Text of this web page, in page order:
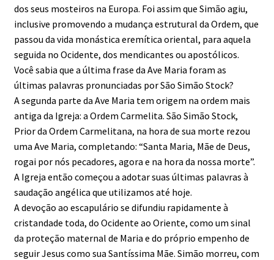
dos seus mosteiros na Europa. Foi assim que Simão agiu,
inclusive promovendo a mudança estrutural da Ordem, que
passou da vida monástica eremítica oriental, para aquela
seguida no Ocidente, dos mendicantes ou apostólicos.
Você sabia que a última frase da Ave Maria foram as
últimas palavras pronunciadas por São Simão Stock?
A segunda parte da Ave Maria tem origem na ordem mais
antiga da Igreja: a Ordem Carmelita. São Simão Stock,
Prior da Ordem Carmelitana, na hora de sua morte rezou
uma Ave Maria, completando: “Santa Maria, Mãe de Deus,
rogai por nós pecadores, agora e na hora da nossa morte”.
A Igreja então começou a adotar suas últimas palavras à
saudação angélica que utilizamos até hoje.
A devoção ao escapulário se difundiu rapidamente à
cristandade toda, do Ocidente ao Oriente, como um sinal
da proteção maternal de Maria e do próprio empenho de
seguir Jesus como sua Santíssima Mãe. Simão morreu, com